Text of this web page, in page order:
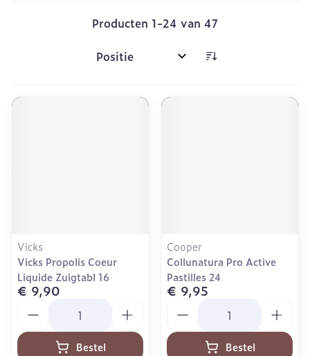
Producten 1-24 van 47
Sorteer op:
Vicks
Vicks Propolis Coeur
Liquide Zuigtabl 16
€ 9,90
Bestel
Cooper
Collunatura Pro Active
Pastilles 24
€ 9,95
Bestel